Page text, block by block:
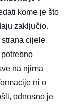
kome je što
zaključio.
cijele
na njima
ni o
odnosno je